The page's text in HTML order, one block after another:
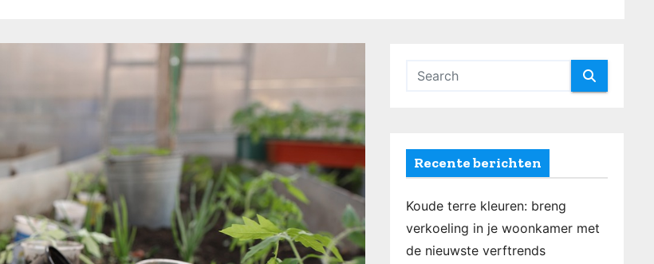
Recente berichten
Koude terre kleuren: breng
verkoeling in je woonkamer met
de nieuwste verftrends